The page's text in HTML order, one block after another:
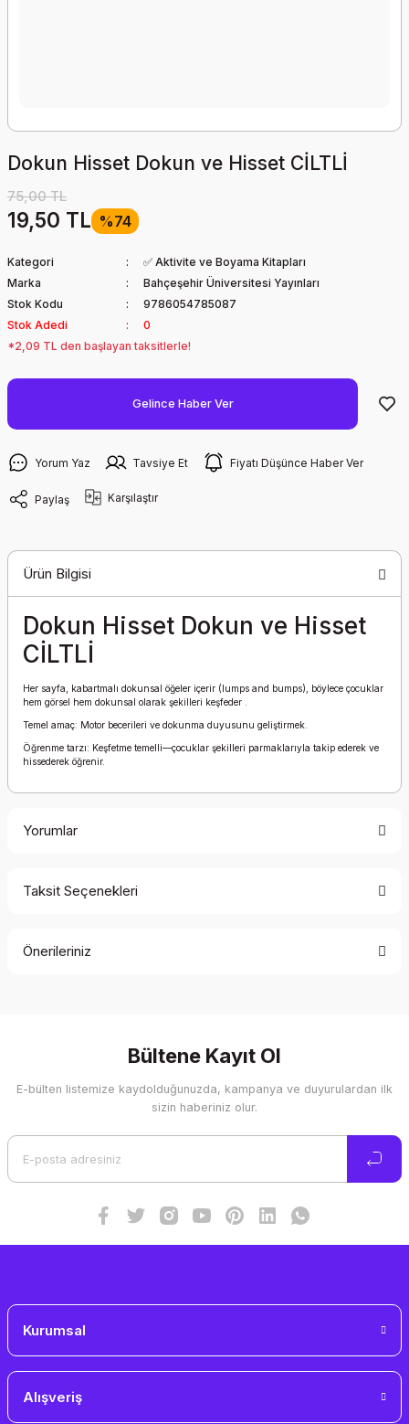
Dokun Hisset Dokun ve Hisset CİLTLİ
75,00 TL
19,50 TL %74
Kategori
✅ Aktivite ve Boyama Kitapları
Marka
Bahçeşehir Üniversitesi Yayınları
Stok Kodu
9786054785087
Stok Adedi
0
*2,09 TL den başlayan taksitlerle!
Gelince Haber Ver
Yorum Yaz Tavsiye Et Fiyatı Düşünce Haber Ver
Paylaş Karşılaştır
Ürün Bilgisi
Dokun Hisset Dokun ve Hisset
CİLTLİ
Her sayfa, kabartmalı dokunsal öğeler içerir (lumps and bumps), böylece çocuklar
hem görsel hem dokunsal olarak şekilleri keşfeder .
Temel amaç: Motor becerileri ve dokunma duyusunu geliştirmek.
Öğrenme tarzı: Keşfetme temelli—çocuklar şekilleri parmaklarıyla takip ederek ve
hissederek öğrenir.
Yorumlar
Taksit Seçenekleri
Önerileriniz
Görüş ve önerileriniz için teşekkür ederiz.
Ürün resmi kalitesiz, bozuk veya görüntülenemiyor.
Bültene Kayıt Ol
E-bülten listemize kaydolduğunuzda, kampanya ve duyurulardan ilk
sizin haberiniz olur.
Kurumsal
Alışveriş